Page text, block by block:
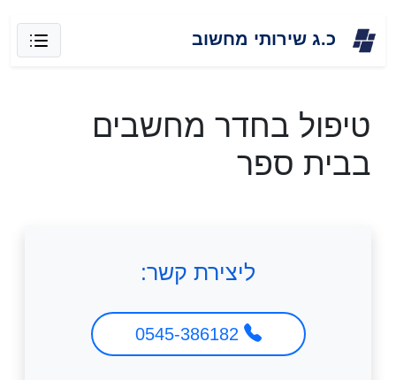
כ.ג שירותי מחשוב
טיפול בחדר מחשבים
בבית ספר
ליצירת קשר: